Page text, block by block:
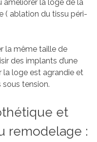
améliorer la loge de la
( ablation du tissu péri-
la même taille de
des implants d’une
la loge est agrandie et
tension.
et
remodelage :